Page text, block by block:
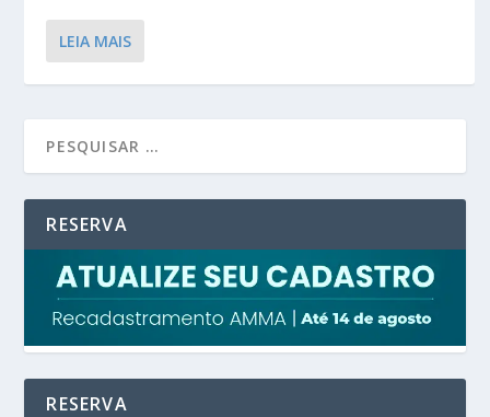
LEIA MAIS
RESERVA
RESERVA